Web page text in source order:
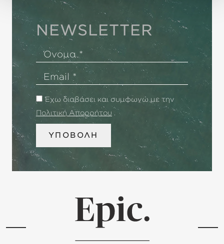
NEWSLETTER
Όνομα
Email
Έχω διαβάσει και συμφωνώ με την
Πολιτική Απορρήτου .
ΥΠΟΒΟΛΗ